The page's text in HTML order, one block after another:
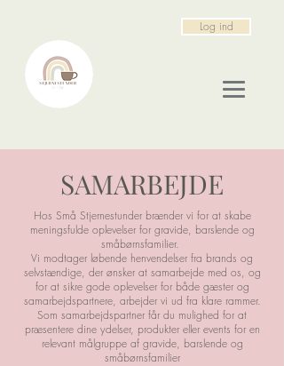
Log ind
SAMARBEJDE
Hos Små Stjernestunder brænder vi for at skabe
meningsfulde oplevelser for gravide, barslende og
småbørnsfamilier.
Vi modtager løbende henvendelser fra brands og
selvstændige, der ønsker at samarbejde med os, og
for at sikre gode oplevelser for både gæster og
samarbejdspartnere, arbejder vi ud fra klare rammer.
Som samarbejdspartner får du mulighed for at
præsentere dine ydelser, produkter eller events for en
relevant målgruppe af gravide, barslende og
småbørnsfamilier